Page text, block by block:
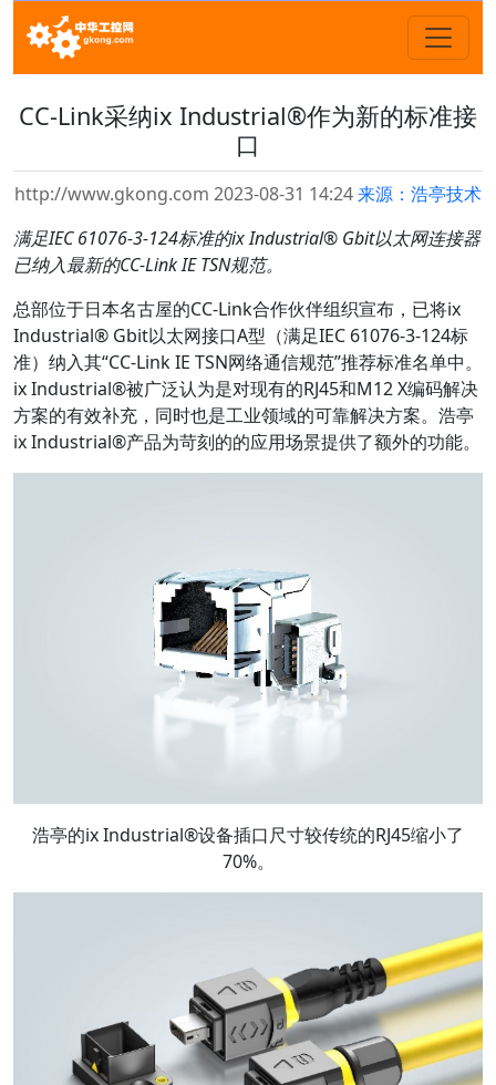
CC-Link采纳ix Industrial®作为新的标准接
口
http://www.gkong.com 2023-08-31 14:24来源：浩亭技术
满足IEC 61076-3-124标准的ix Industrial® Gbit以太网连接器
已纳入最新的CC-Link IE TSN规范。
总部位于日本名古屋的CC-Link合作伙伴组织宣布，已将ix
Industrial® Gbit以太网接口A型（满足IEC 61076-3-124标
准）纳入其“CC-Link IE TSN网络通信规范”推荐标准名单中。
ix Industrial®被广泛认为是对现有的RJ45和M12 X编码解决
方案的有效补充，同时也是工业领域的可靠解决方案。浩亭
ix Industrial®产品为苛刻的的应用场景提供了额外的功能。
浩亭的ix Industrial®设备插口尺寸较传统的RJ45缩小了
70%。